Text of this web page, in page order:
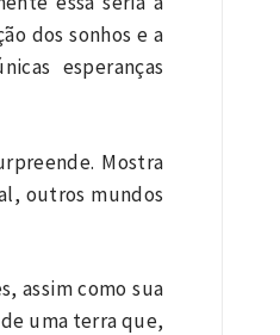
dos sonhos e a
esperanças
Mostra
outros mundos
assim como sua
uma terra que,